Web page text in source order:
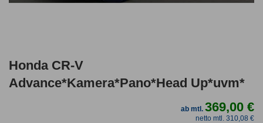
Honda CR-V
Advance*Kamera*Pano*Head Up*uvm*
ab mtl.369,00 €
netto mtl. 310,08 €